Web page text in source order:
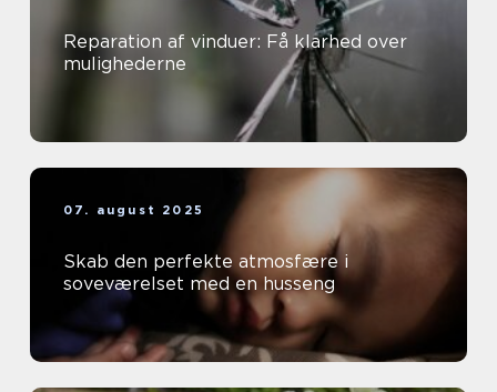
Reparation af vinduer: Få klarhed over
mulighederne
07. august 2025
Skab den perfekte atmosfære i
soveværelset med en husseng